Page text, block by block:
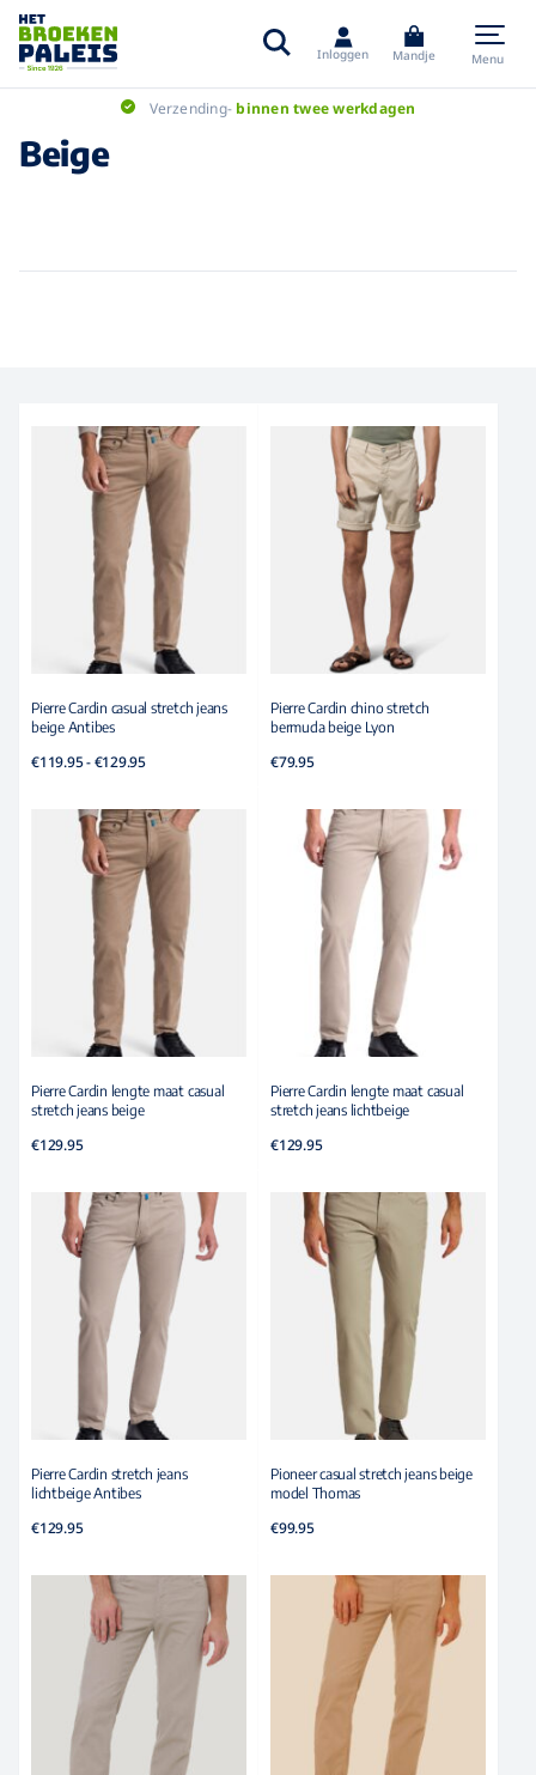
Inloggen Mandje Menu
Verzending- binnen twee werkdagen
Beige
Pierre Cardin casual stretch jeans
beige Antibes
€119.95-€129.95Prijsklasse:
€119.95
€129.95
Pierre Cardin chino stretch
bermuda beige Lyon
€79.95
Pierre Cardin lengte maat casual
stretch jeans beige
€129.95
Pierre Cardin lengte maat casual
stretch jeans lichtbeige
€129.95
Pierre Cardin stretch jeans
lichtbeige Antibes
€129.95
Pioneer casual stretch jeans beige
model Thomas
€99.95